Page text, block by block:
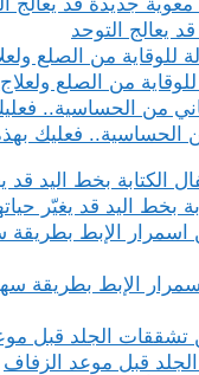
يعالج التوحد
من الصلع
الحساسية.. فعليك
بخط اليد قد يغيّر
الإبط بطريقة
قبل موعد الزفاف